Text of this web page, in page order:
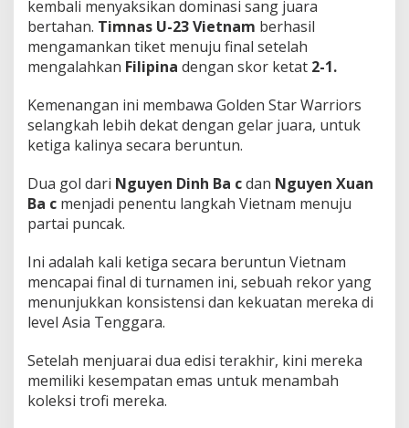
h
L
a
g
i
k
i
r
j
a
h
!
kembali menyaksikan dominasi sang juara
bertahan. Timnas U-23 Vietnam berhasil
mengamankan tiket menuju final setelah
mengalahkan Filipina dengan skor ketat 2-1.
Kemenangan ini membawa Golden Star Warriors
selangkah lebih dekat dengan gelar juara, untuk
ketiga kalinya secara beruntun.
Dua gol dari Nguyen Dinh Ba cdan Nguyen Xuan
Ba c menjadi penentu langkah Vietnam menuju
partai puncak.
Ini adalah kali ketiga secara beruntun Vietnam
mencapai final di turnamen ini, sebuah rekor yang
menunjukkan konsistensi dan kekuatan mereka di
level Asia Tenggara.
Setelah menjuarai dua edisi terakhir, kini mereka
memiliki kesempatan emas untuk menambah
koleksi trofi mereka.